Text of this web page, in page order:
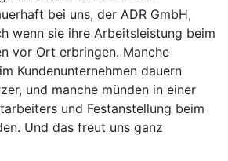
bei uns, der ADR GmbH,
wenn sie ihre Arbeitsleistung beim
vor Ort erbringen. Manche
Kundenunternehmen dauern
und manche münden in einer
und Festanstellung beim
Und das freut uns ganz